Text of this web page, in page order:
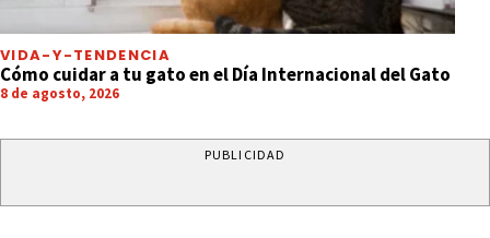
VIDA-Y-TENDENCIA
Cómo cuidar a tu gato en el Día Internacional del Gato
8 de agosto, 2026
PUBLICIDAD